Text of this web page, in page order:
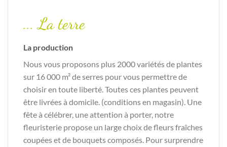
... La terre
La production
Nous vous proposons plus 2000 variétés de plantes
sur 16 000 m² de serres pour vous permettre de
choisir en toute liberté. Toutes ces plantes peuvent
être livrées à domicile. (conditions en magasin). Une
fête à célébrer, une attention à porter, notre
fleuristerie propose un large choix de fleurs fraîches
coupées et de bouquets composés. Pour surprendre